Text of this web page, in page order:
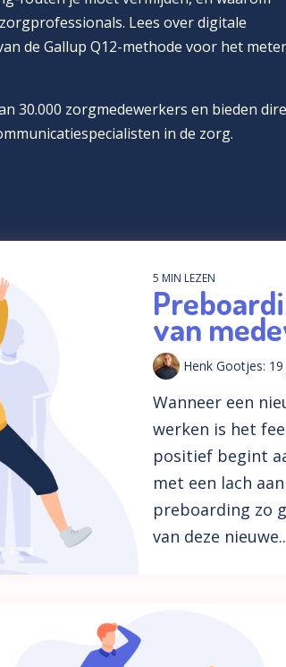
Lees over digitale
de Gallup Q12-methode voor het
30.000 zorgmedewerkers en bieden
in de zorg.
5 MIN LEZEN
van
Henk Gootjes:
Wanneer een
werken is het
positief begint
met een lach
preboarding zo
van deze